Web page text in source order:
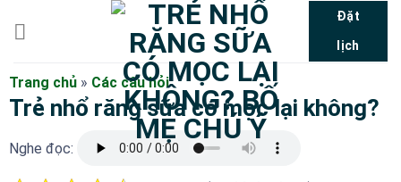
dung
Đặt
lịch
Trang chủ » Các câu hỏi
Trẻ nhổ răng sữa có mọc lại không?
Nghe đọc: